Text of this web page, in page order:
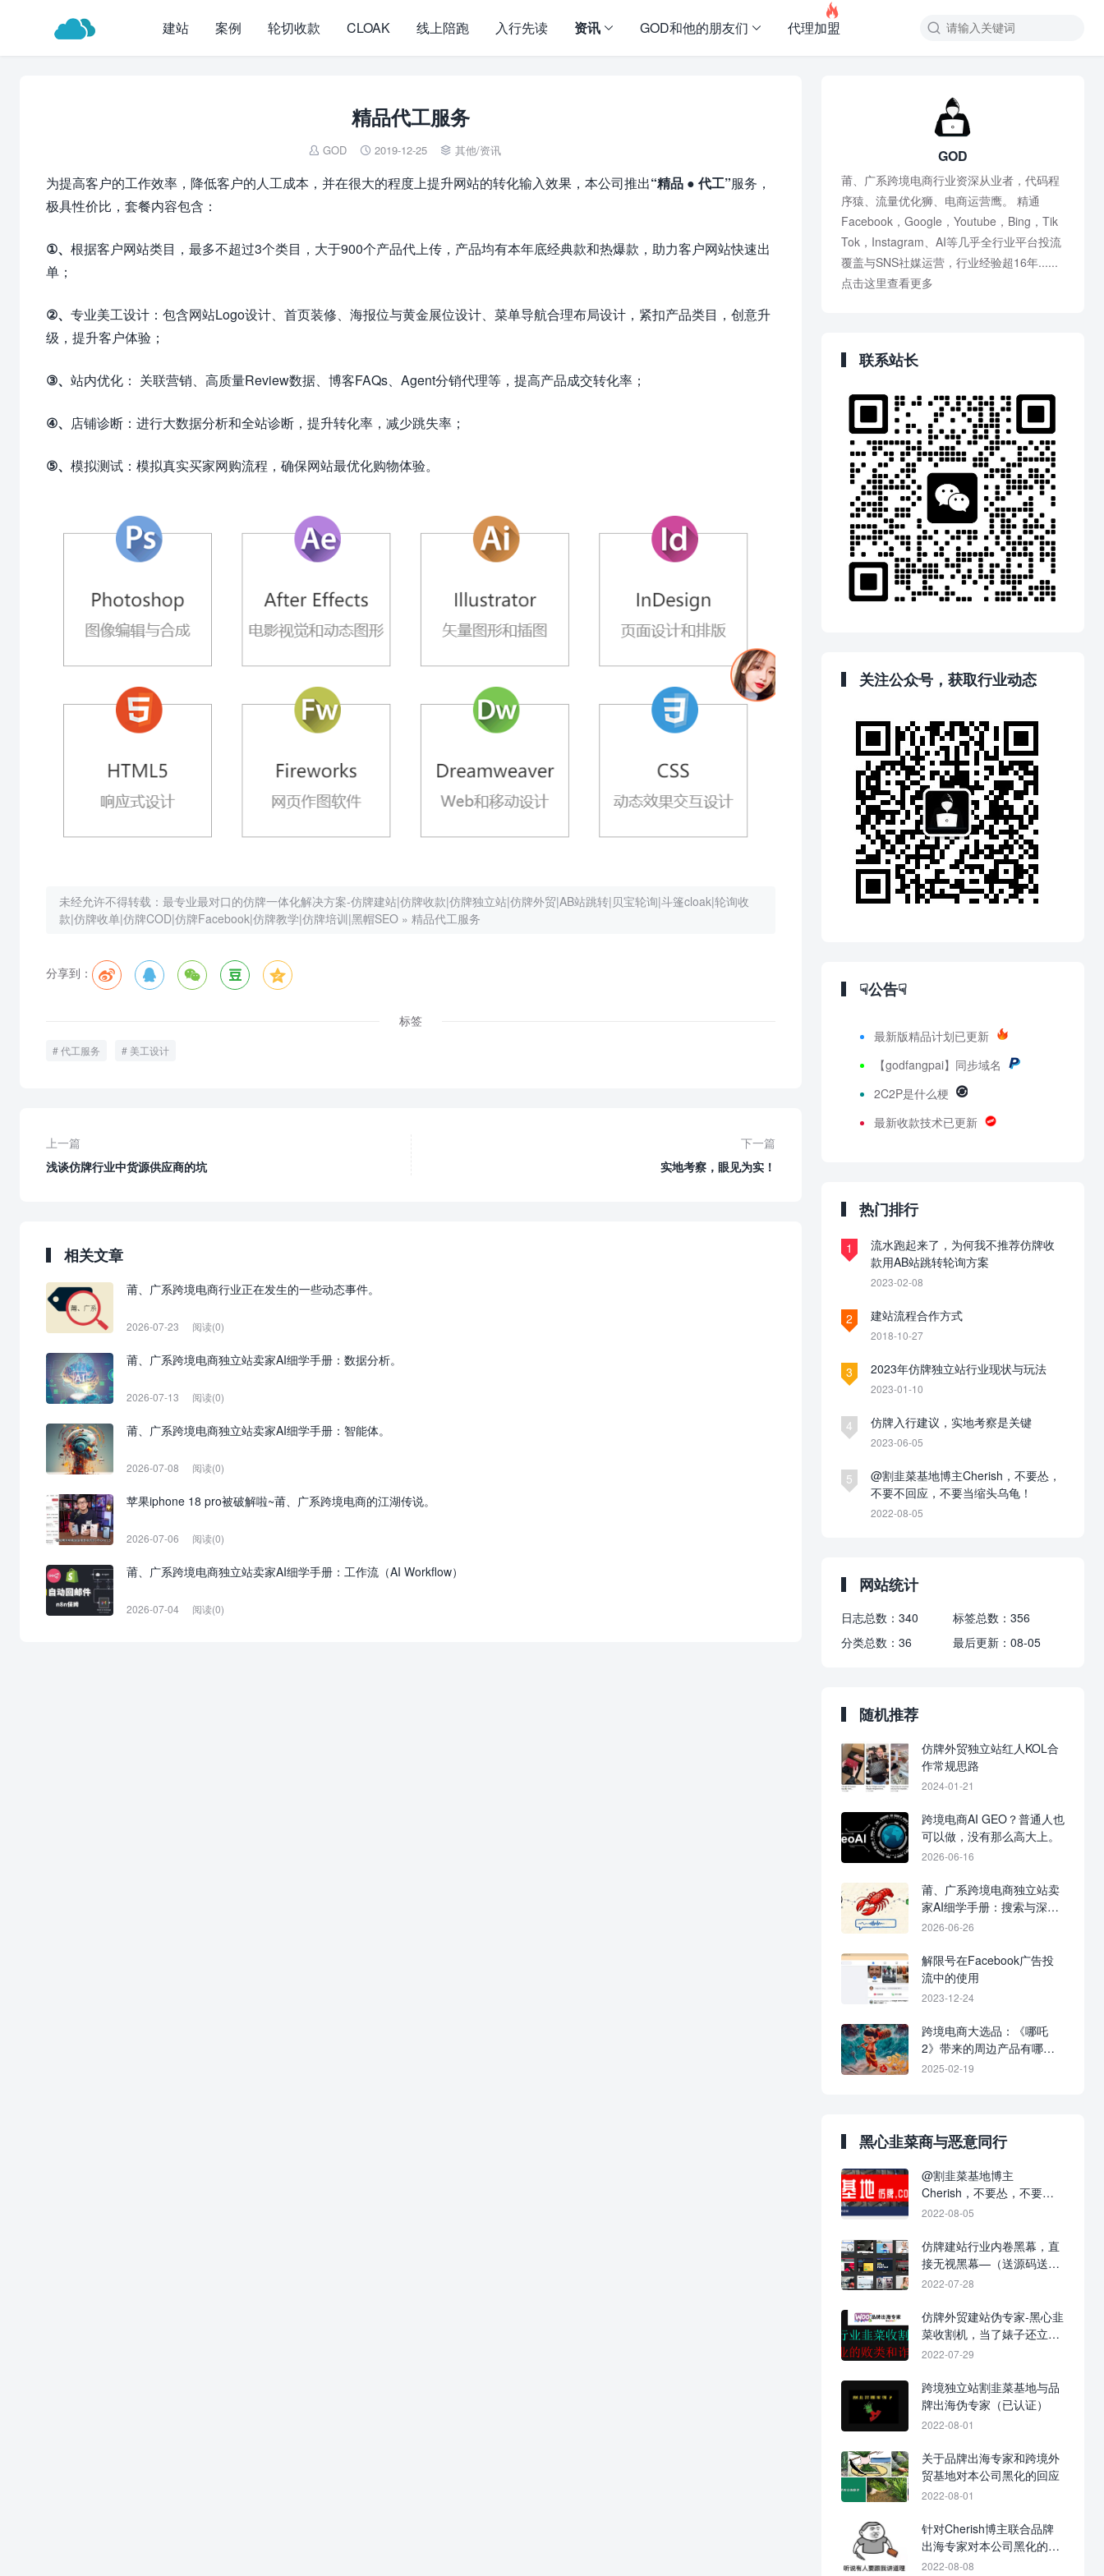

建站 案例 轮切收款 CLOAK 线上陪跑 入行先读 资讯 GOD和他的朋友们 代理加盟

精品代工服务
 GOD  2019-12-25  其他/资讯
为提高客户的工作效率，降低客户的人工成本，并在很大的程度上提升网站的转化输入效果，本公司推出“精品 ● 代工”服务，
极具性价比，套餐内容包含：
①、 根据客户网站类目，最多不超过3个类目，大于900个产品代上传，产品均有本年底经典款和热爆款，助力客户网站快速出
单；
②、 专业美工设计：包含网站Logo设计、首页装修、海报位与黄金展位设计、菜单导航合理布局设计，紧扣产品类目，创意升
级，提升客户体验；
③、 站内优化： 关联营销、高质量Review数据、博客FAQs、Agent分销代理等，提高产品成交转化率；
④、 店铺诊断：进行大数据分析和全站诊断，提升转化率，减少跳失率；
⑤、 模拟测试：模拟真实买家网购流程，确保网站最优化购物体验。
未经允许不得转载： 最专业最对口的仿牌一体化解决方案-仿牌建站|仿牌收款|仿牌独立站|仿牌外贸|AB站跳转|贝宝轮询|斗篷cloak|轮询收
款|仿牌收单|仿牌COD|仿牌Facebook|仿牌教学|仿牌培训|黑帽SEO » 精品代工服务
分享到：     
标签
代工服务 美工设计
上一篇
浅谈仿牌行业中货源供应商的坑
下一篇
实地考察，眼见为实！
相关文章
莆、广系跨境电商行业正在发生的一些动态事件。
2026-07-23 阅读(0)
莆、广系跨境电商独立站卖家AI细学手册：数据分析。
2026-07-13 阅读(0)
莆、广系跨境电商独立站卖家AI细学手册：智能体。
2026-07-08 阅读(0)
苹果iphone 18 pro被破解啦~莆、广系跨境电商的江湖传说。
2026-07-06 阅读(0)
莆、广系跨境电商独立站卖家AI细学手册：工作流（AI Workflow）
2026-07-04 阅读(0)
GOD
莆、广系跨境电商行业资深从业者，代码程
序猿、流量优化狮、电商运营鹰。 精通
Facebook，Google，Youtube，Bing，Tik
Tok，Instagram、AI等几乎全行业平台投流
覆盖与SNS社媒运营，行业经验超16年......
点击这里查看更多
联系站长
关注公众号，获取行业动态
☟公告☟
最新版精品计划已更新
【godfangpai】同步域名
2C2P是什么梗
最新收款技术已更新
热门排行
1
流水跑起来了，为何我不推荐仿牌收
款用AB站跳转轮询方案
2023-02-08
2 建站流程合作方式
2018-10-27
3 2023年仿牌独立站行业现状与玩法
2023-01-10
4 仿牌入行建议，实地考察是关键
2023-06-05
5
@割韭菜基地博主Cherish，不要怂，
不要不回应，不要当缩头乌龟！
2022-08-05
网站统计
日志总数： 340 标签总数： 356
分类总数： 36 最后更新： 08-05
随机推荐
仿牌外贸独立站红人KOL合
作常规思路
2024-01-21
跨境电商AI GEO？普通人也
可以做，没有那么高大上。
2026-06-16
莆、广系跨境电商独立站卖
家AI细学手册：搜索与深度
研究。
2026-06-26
解限号在Facebook广告投
流中的使用
2023-12-24
跨境电商大选品：《哪吒
2》带来的周边产品有哪
些？
2025-02-19
黑心韭菜商与恶意同行
@割韭菜基地博主
Cherish，不要怂，不要不
回应，不要当缩头乌龟！
2022-08-05
仿牌建站行业内卷黑幕，直
接无视黑幕—（送源码送站
送数据！0元入行，建站不
2022-07-28
仿牌外贸建站伪专家-黑心韭
菜收割机，当了婊子还立牌
坊！
2022-07-29
跨境独立站割韭菜基地与品
牌出海伪专家（已认证）
2022-08-01
关于品牌出海专家和跨境外
贸基地对本公司黑化的回应
2022-08-01
针对Cherish博主联合品牌
出海专家对本公司黑化的战
争进展图
2022-08-08